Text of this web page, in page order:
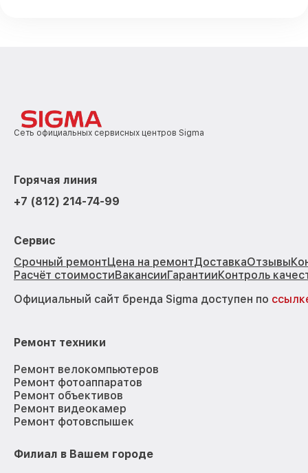
Сеть официальных сервисных центров Sigma
Горячая линия
+7 (812) 214-74-99
Сервис
Срочный ремонтЦена на ремонтДоставкаОтзывы
Расчёт стоимостиВакансииГарантииКонтроль
Официальный сайт бренда Sigma доступен по
Ремонт техники
Ремонт велокомпьютеров
Ремонт фотоаппаратов
Ремонт объективов
Ремонт видеокамер
Ремонт фотовспышек
Филиал в Вашем городе